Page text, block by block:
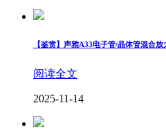
【鉴赏】声雅A33电子管/晶体管混合
阅读全文
2025-11-14